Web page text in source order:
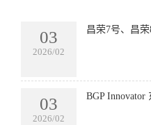
03
2026/02
昌荣7号、昌荣
03
2026/02
BGP Innovator